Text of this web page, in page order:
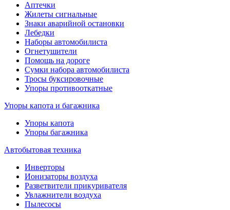
Аптечки
Жилеты сигнальные
Знаки аварийной остановки
Лебедки
Наборы автомобилиста
Огнетушители
Помощь на дороге
Сумки набора автомобилиста
Тросы буксировочные
Упоры противооткатные
Упоры капота и багажника
Упоры капота
Упоры багажника
Автобытовая техника
Инверторы
Ионизаторы воздуха
Разветвители прикуривателя
Увлажнители воздуха
Пылесосы